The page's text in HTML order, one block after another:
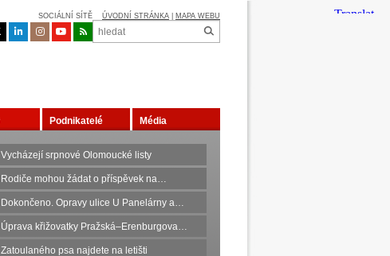
SOCIÁLNÍ SÍTĚ ÚVODNÍ STRÁNKA MAPA WEBU
Podnikatelé Média
Vycházejí srpnové Olomoucké listy
Rodiče mohou žádat o příspěvek na…
Dokončeno. Opravy ulice U Panelárny a…
Úprava křižovatky Pražská–Erenburgova…
Zatoulaného psa najdete na letišti